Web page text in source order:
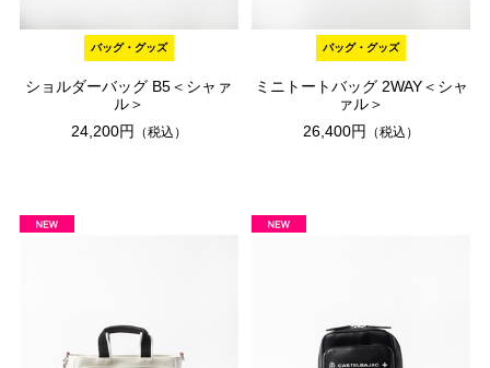
バッグ・グッズ
ショルダーバッグ B5＜シャァ
ル＞
24,200円
（税込）
バッグ・グッズ
ミニトートバッグ 2WAY＜シャ
ァル＞
26,400円
（税込）